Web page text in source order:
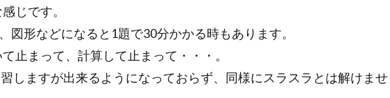
じです。
図形などになると1題で30分かかる時もあります。
止まって、計算して止まって・・・。
しますが出来るようになっておらず、同様にスラスラとは解けませ